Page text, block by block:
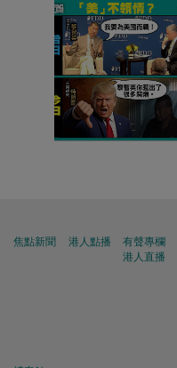
焦點新聞 港人點播
有聲專欄
港人直播